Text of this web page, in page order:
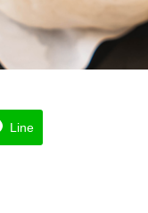
Line